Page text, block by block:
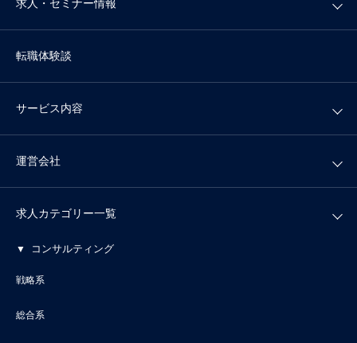
求人・セミナー情報
転職体験談
サービス内容
運営会社
求人カテゴリー一覧
コンサルティング
戦略系
総合系